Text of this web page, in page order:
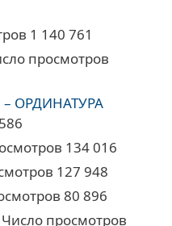
1 140 761
просмотров
ОРДИНАТУРА
134 016
127 948
80 896
Число просмотров